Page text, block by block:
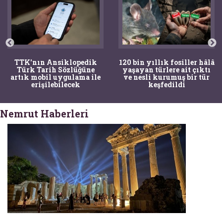
TTK'nın Ansiklopedik
Türk Tarih Sözlüğüne
artık mobil uygulama ile
erişilebilecek
120 bin yıllık fosiller hâlâ
yaşayan türlere ait çıktı
ve nesli kurumuş bir tür
keşfedildi
Nemrut Haberleri